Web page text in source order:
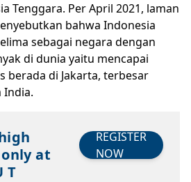
Tenggara. Per April 2021, laman
bahwa Indonesia
sebagai negara dengan
di dunia yaitu mencapai
berada di Jakarta, terbesar
India.
at
T
REGISTER
NOW